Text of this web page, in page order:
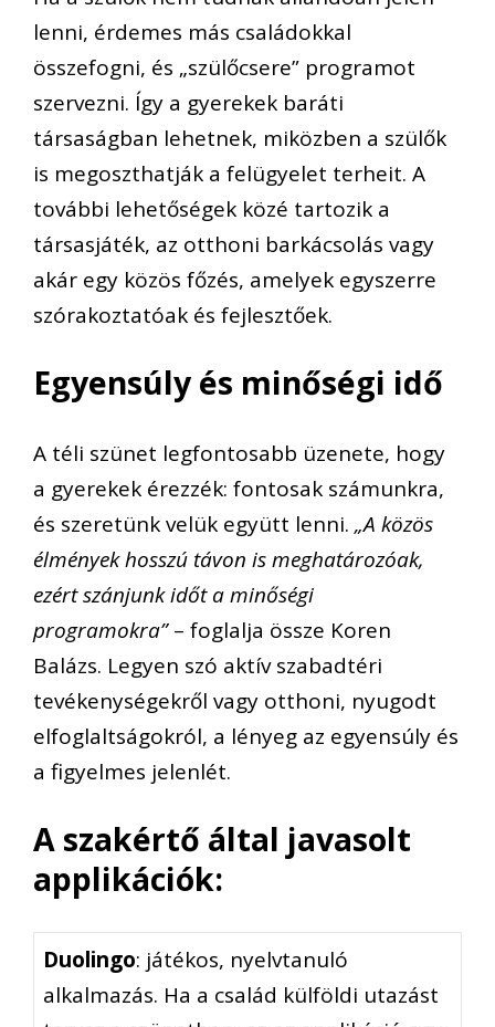
lenni, érdemes más családokkal
összefogni, és „szülőcsere” programot
szervezni. Így a gyerekek baráti
társaságban lehetnek, miközben a szülők
is megoszthatják a felügyelet terheit. A
további lehetőségek közé tartozik a
társasjáték, az otthoni barkácsolás vagy
akár egy közös főzés, amelyek egyszerre
szórakoztatóak és fejlesztőek.
Egyensúly és minőségi idő
A téli szünet legfontosabb üzenete, hogy
a gyerekek érezzék: fontosak számunkra,
és szeretünk velük együtt lenni. „A közös
élmények hosszú távon is meghatározóak,
ezért szánjunk időt a minőségi
programokra”– foglalja össze Koren
Balázs. Legyen szó aktív szabadtéri
tevékenységekről vagy otthoni, nyugodt
elfoglaltságokról, a lényeg az egyensúly és
a figyelmes jelenlét.
A szakértő által javasolt
applikációk:
Duolingo: játékos, nyelvtanuló
alkalmazás. Ha a család külföldi utazást